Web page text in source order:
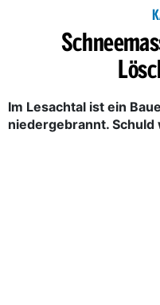
Im Lesachtal ist ein
niedergebrannt. Schuld